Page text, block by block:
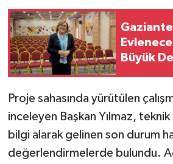
Büyük
Proje sahasında yürütülen
inceleyen Başkan Yılmaz,
bilgi alarak gelinen son durum
değerlendirmelerde bulundu.